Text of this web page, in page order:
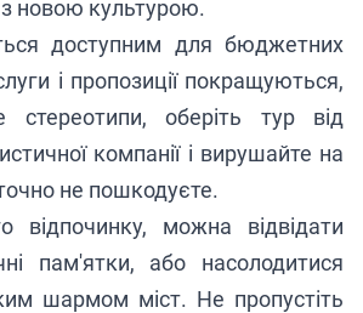
новою культурою.
доступним для бюджетних
і пропозиції покращуються,
стереотипи, оберіть тур від
компаніїі вирушайте на
не пошкодуєте.
відпочинку, можна відвідати
пам'ятки, або насолодитися
шармом міст. Не пропустіть